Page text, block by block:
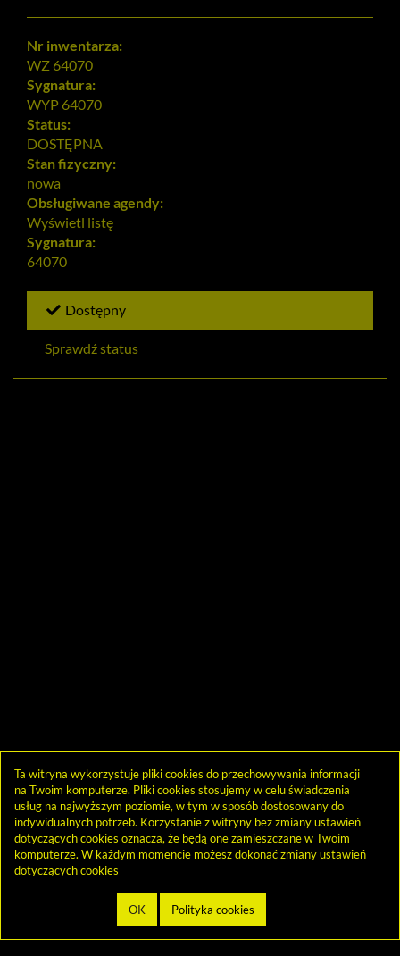
Nr inwentarza:
WZ 64070
Sygnatura:
WYP 64070
Status:
DOSTĘPNA
Stan fizyczny:
nowa
Obsługiwane agendy:
Wyświetl listę
Sygnatura:
64070
Dostępny
Sprawdź status
Ta witryna wykorzystuje pliki cookies do przechowywania informacji
na Twoim komputerze. Pliki cookies stosujemy w celu świadczenia
usług na najwyższym poziomie, w tym w sposób dostosowany do
indywidualnych potrzeb. Korzystanie z witryny bez zmiany ustawień
dotyczących cookies oznacza, że będą one zamieszczane w Twoim
komputerze. W każdym momencie możesz dokonać zmiany ustawień
dotyczących cookies